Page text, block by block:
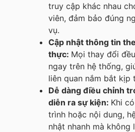
truy cập khác nhau
viên, đảm bảo đúng
vụ.
Cập nhật thông tin
thực: Mọi thay đổi
ngay trên hệ thống,
liên quan nắm bắt kịp
Dễ dàng điều chỉnh
diễn ra sự kiện: Khi
trình hoặc nội dung,
nhật nhanh mà không